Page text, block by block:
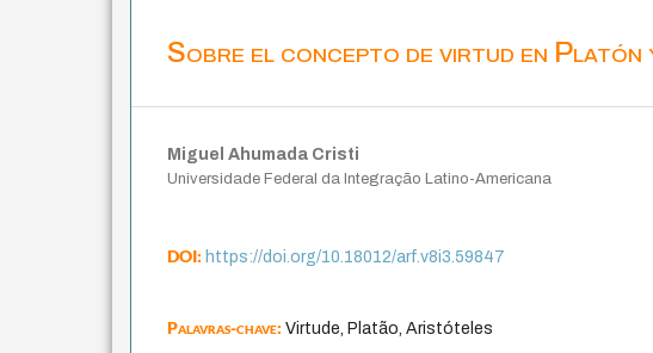
Sobre el concepto de virtud en
Miguel Ahumada Cristi
Universidade Federal da Integração Latino-Americana
DOI:https://doi.org/10.18012/arf.v8i3.59847
Palavras-chave:Virtude, Platão, Aristóteles